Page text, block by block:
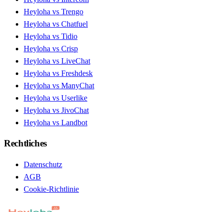
Heyloha vs Trengo
Heyloha vs Chatfuel
Heyloha vs Tidio
Heyloha vs Crisp
Heyloha vs LiveChat
Heyloha vs Freshdesk
Heyloha vs ManyChat
Heyloha vs Userlike
Heyloha vs JivoChat
Heyloha vs Landbot
Rechtliches
Datenschutz
AGB
Cookie-Richtlinie